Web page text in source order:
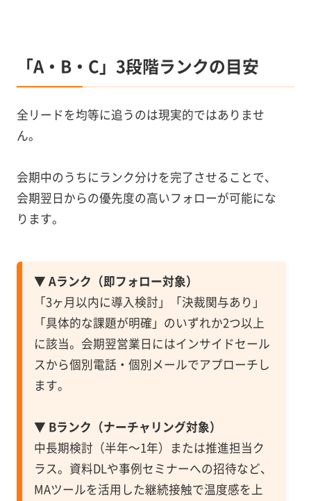
「A・B・C」3段階ランクの目安
全リードを均等に追うのは現実的ではありませ
ん。
会期中のうちにランク分けを完了させることで、
会期翌日からの優先度の高いフォローが可能にな
ります。
▼ Aランク（即フォロー対象）
「3ヶ月以内に導入検討」「決裁関与あり」
「具体的な課題が明確」のいずれか2つ以上
に該当。会期翌営業日にはインサイドセール
スから個別電話・個別メールでアプローチし
ます。
▼ Bランク（ナーチャリング対象）
中長期検討（半年〜1年）または推進担当ク
ラス。資料DLや事例セミナーへの招待など、
MAツールを活用した継続接触で温度感を上